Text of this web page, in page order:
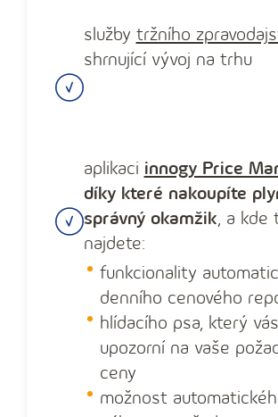
služby tržního
shrnující vývoj na trhu
aplikaci innogy Price
díky které nakoupíte
správný okamžik, a kde
najdete:
funkcionality
denního cenového
hlídacího psa, který vás
upozorní na vaše
ceny
možnost